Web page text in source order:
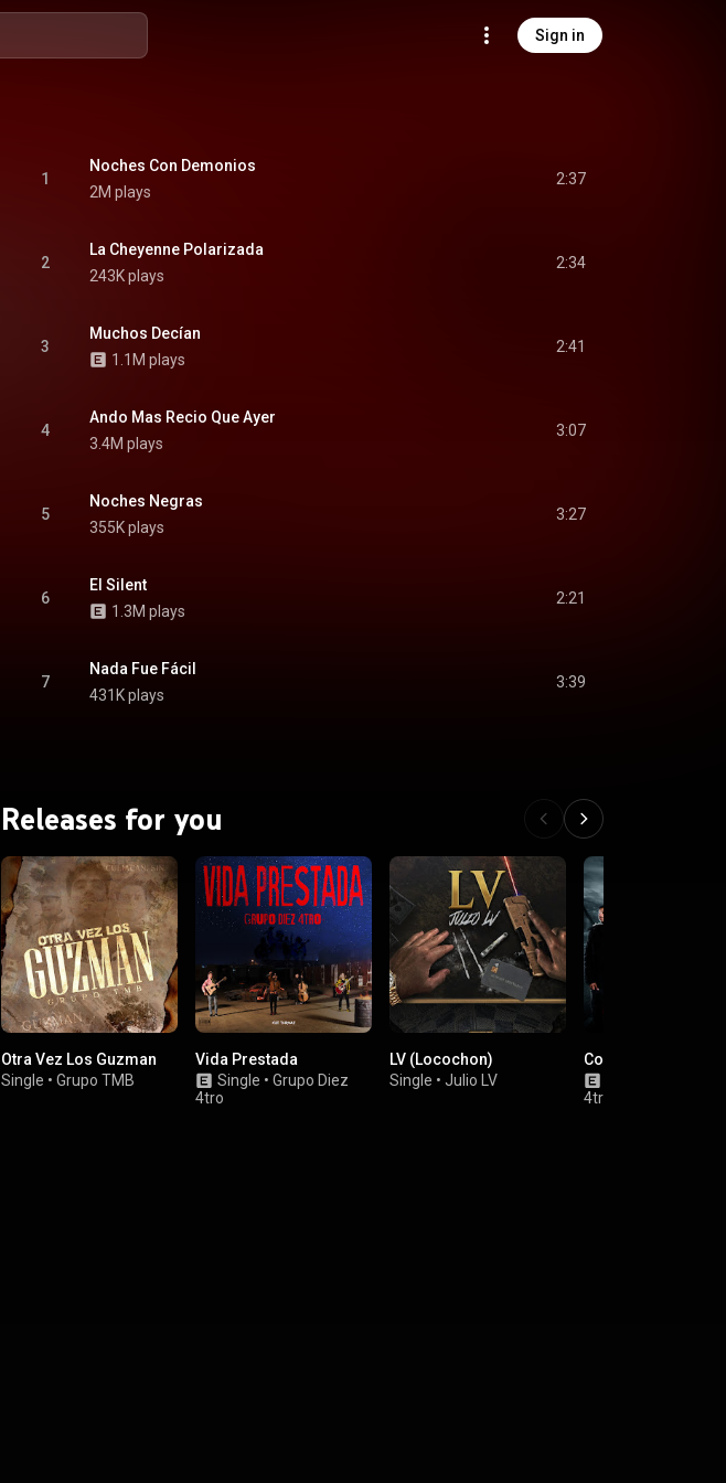
Sign in
1
Noches Con Demonios
2M plays
2:37
2
La Cheyenne Polarizada
243K plays
2:34
3
Muchos Decían
1.1M plays
2:41
4
Ando Mas Recio Que Ayer
3.4M plays
3:07
5
Noches Negras
355K plays
3:27
6
El Silent
1.3M plays
2:21
7
Nada Fue Fácil
431K plays
3:39
Releases for you
Otra Vez Los Guzman
Single • Grupo TMB
Vida Prestada
Single • Grupo Diez
4tro
LV (Locochon)
Single • Julio LV
Consejos De La
4tro